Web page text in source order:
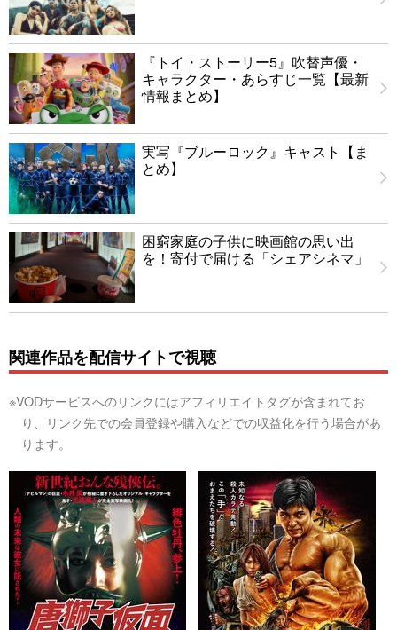
『トイ・ストーリー5』吹替声優・
キャラクター・あらすじ一覧【最新
情報まとめ】
実写『ブルーロック』キャスト【ま
とめ】
困窮家庭の子供に映画館の思い出
を！寄付で届ける「シェアシネマ」
関連作品を配信サイトで視聴
※VODサービスへのリンクにはアフィリエイトタグが含まれてお
り、リンク先での会員登録や購入などでの収益化を行う場合があ
ります。